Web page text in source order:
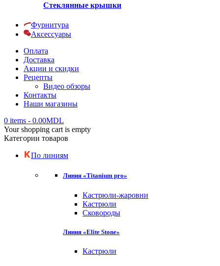
Стеклянные крышки
Фурнитура
Аксессуары
Оплата
Доставка
Акции и скидки
Рецепты
Видео обзоры
Контакты
Наши магазины
0 items - 0.00MDL
Your shopping cart is empty
Категории товаров
По линиям
Линия «Titanium pro»
Кастрюли-жаровни
Кастрюли
Сковороды
Линия «Elite Stone»
Кастрюли